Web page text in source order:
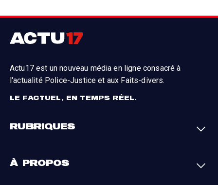
Actu17 est un nouveau média en ligne consacré à
l'actualité Police-Justice et aux Faits-divers.
LE FACTUEL, EN TEMPS RÉEL.
RUBRIQUES
Justice
À PROPOS